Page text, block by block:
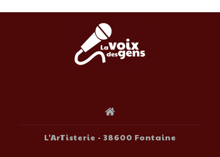
L'ArTisterie - 38600 Fontaine